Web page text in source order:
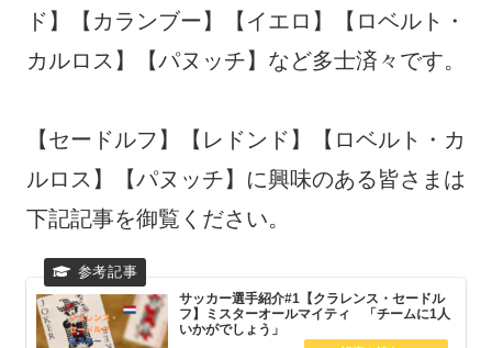
ド】【カランブー】【イエロ】【ロベルト・
カルロス】【パヌッチ】など多士済々です。
【セードルフ】【レドンド】【ロベルト・カ
ルロス】【パヌッチ】に興味のある皆さまは
下記記事を御覧ください。
サッカー選手紹介#1【クラレンス・セードル
フ】ミスターオールマイティ 「チームに1人
いかがでしょう」